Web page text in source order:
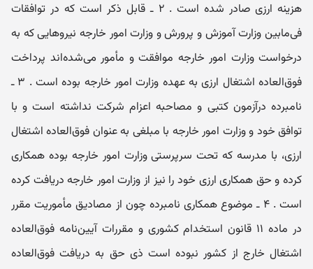
هزینه ارزی صادر شده است . ۲ ـ قابل ذکر است که در توافقات
فی‌مابین وزارت آموزش و پرورش و وزارت امور خارجه نیروهایی که به
درخواست وزارت امور خارجه موافقت و مأمور می‌شده‌اند پرداخت
فوق‌العاده اشتغال ارزی به عهده وزارت امور خارجه بوده است . ۳ ـ
نامبرده درآزمون کتبی و مصاحبه اعزام شرکت نداشته است و با
توافق خود و وزارت امور خارجه با مبلغی به عنوان فوق‌العاده اشتغال
ارزی، با مدرسه که تحت سرپرستی وزارت امور خارجه بوده همکاری
کرده و حق همکاری ارزی خود را نیز از وزارت امور خارجه دریافت کرده
است . ۴ ـ موضوع همکاری نامبرده چون از مصادیق مأموریت مقرر
در ماده ۱۱ قانون استخدام کشوری و مقررات آیین‌نامه فوق‌العاده
اشتغال خارج از کشور نبوده است ذی حق به دریافت فوق‌العاده